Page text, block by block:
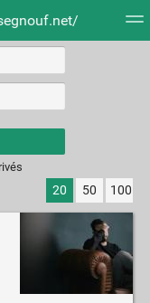
20 50 100